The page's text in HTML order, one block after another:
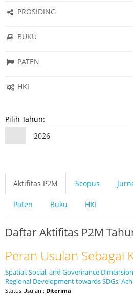
PROSIDING
BUKU
PATEN
HKI
Pilih Tahun:
Aktifitas P2M Scopus
Paten Buku HKI
Daftar Aktifitas P2M
Peran Usulan Sebagai
Spatial, Social, and Governance
Regional Development towards SDGs'
Status Usulan : Diterima